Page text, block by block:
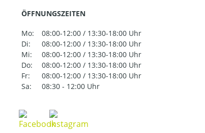
ÖFFNUNGSZEITEN
Mo:
08:00-12:00 / 13:30-18:00 Uhr
Di:
08:00-12:00 / 13:30-18:00 Uhr
Mi:
08:00-12:00 / 13:30-18:00 Uhr
Do:
08:00-12:00 / 13:30-18:00 Uhr
Fr:
08:00-12:00 / 13:30-18:00 Uhr
Sa:
08:30 - 12:00 Uhr